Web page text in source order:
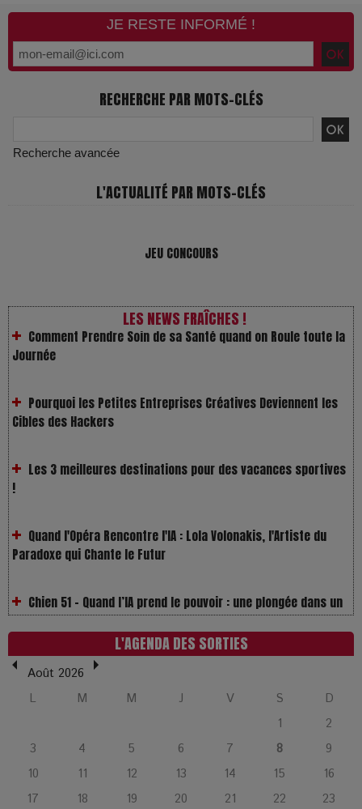
JE RESTE INFORMÉ !
RECHERCHE PAR MOTS-CLÉS
Recherche avancée
L'ACTUALITÉ PAR MOTS-CLÉS
JEU CONCOURS
LES NEWS FRAÎCHES !
L’or blanc à la croisée des chemins : Rumilly interroge
l’avenir de la montagne française
psychologique qui a conquis le monde !
La Condition : Sous le vernis de la bourgeoisie, la violence
Pourquoi les Petites Entreprises Créatives Deviennent les
Cibles des Hackers
Les 3 meilleures destinations pour des vacances sportives
!
Quand l'Opéra Rencontre l'IA : Lola Volonakis, l'Artiste du
Paradoxe qui Chante le Futur
Chien 51 - Quand l’IA prend le pouvoir : une plongée dans un
futur troublant
Maïra Kerey, la “voix d’or du Kazakhstan”, célèbre ses 30
ans de carrière à la Salle Gaveau
Les dessous de la fast fashion : un désastre écologique en
chiffres
7 Techniques Secrètes des Photographes de Stars
Adieu Jean-Pat : rire au bord du précipice
L'AGENDA DES SORTIES
Août 2026
L
M M J V S
D
1
2
3
4 5 6 7 8
9
10
11 12 13 14 15
16
17
18 19 20 21 22
23